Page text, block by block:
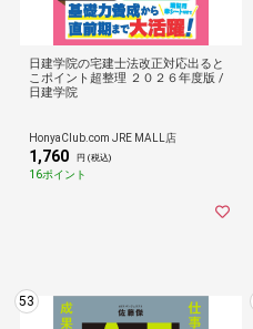
日建学院の宅建士法改正対応出ると
こポイント超整理 ２０２６年度版 /
日建学院
HonyaClub.com JRE MALL店
1,760 円 (税込)
16ポイント
53